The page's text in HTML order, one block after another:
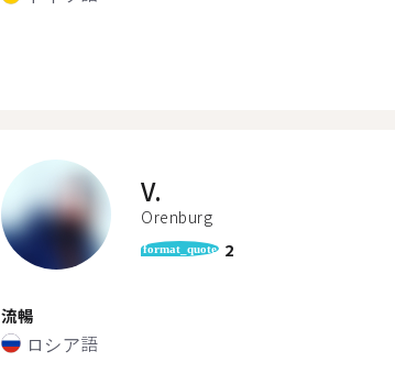
V.
Orenburg
format_quote 2
流暢
ロシア語